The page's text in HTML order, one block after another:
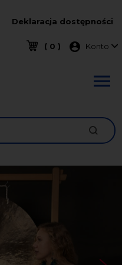
Deklaracja dostępności
( 0 ) Menu
Konto